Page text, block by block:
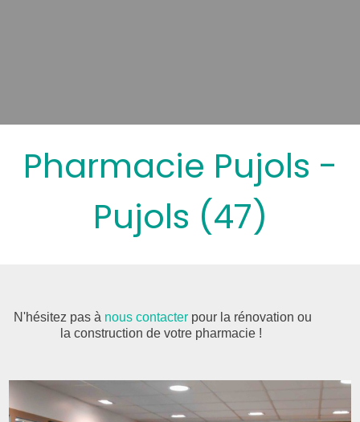
Pharmacie Pujols -
Pujols (47)
N'hésitez pas à nous contacter pour la rénovation ou
la construction de votre pharmacie !